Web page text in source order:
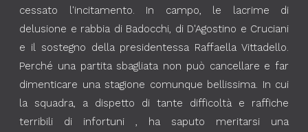
cessato l'incitamento. In campo, le lacrime di
delusione e rabbia di Badocchi, di D'Agostino e Cruciani
e il sostegno della presidentessa Raffaella Vittadello.
Perché una partita sbagliata non può cancellare e far
dimenticare una stagione comunque bellissima. In cui
la squadra, a dispetto di tante difficoltà e raffiche
terribili di infortuni , ha saputo meritarsi una